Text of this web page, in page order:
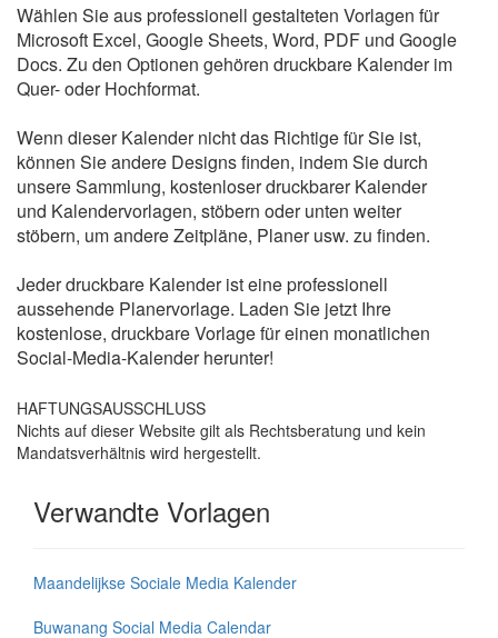
Wählen Sie aus professionell gestalteten Vorlagen für
Microsoft Excel, Google Sheets, Word, PDF und Google
Docs. Zu den Optionen gehören druckbare Kalender im
Quer- oder Hochformat.
Wenn dieser Kalender nicht das Richtige für Sie ist,
können Sie andere Designs finden, indem Sie durch
unsere Sammlung, kostenloser druckbarer Kalender
und Kalendervorlagen, stöbern oder unten weiter
stöbern, um andere Zeitpläne, Planer usw. zu finden.
Jeder druckbare Kalender ist eine professionell
aussehende Planervorlage. Laden Sie jetzt Ihre
kostenlose, druckbare Vorlage für einen monatlichen
Social-Media-Kalender herunter!
HAFTUNGSAUSSCHLUSS
Nichts auf dieser Website gilt als Rechtsberatung und kein
Mandatsverhältnis wird hergestellt.
Verwandte Vorlagen
Maandelijkse Sociale Media Kalender
Buwanang Social Media Calendar